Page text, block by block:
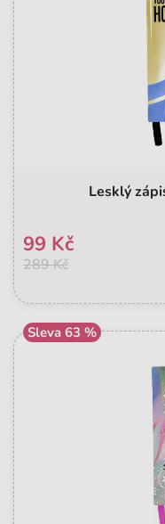
Lesklý
289 Kč
99 Kč
Sleva 63 %